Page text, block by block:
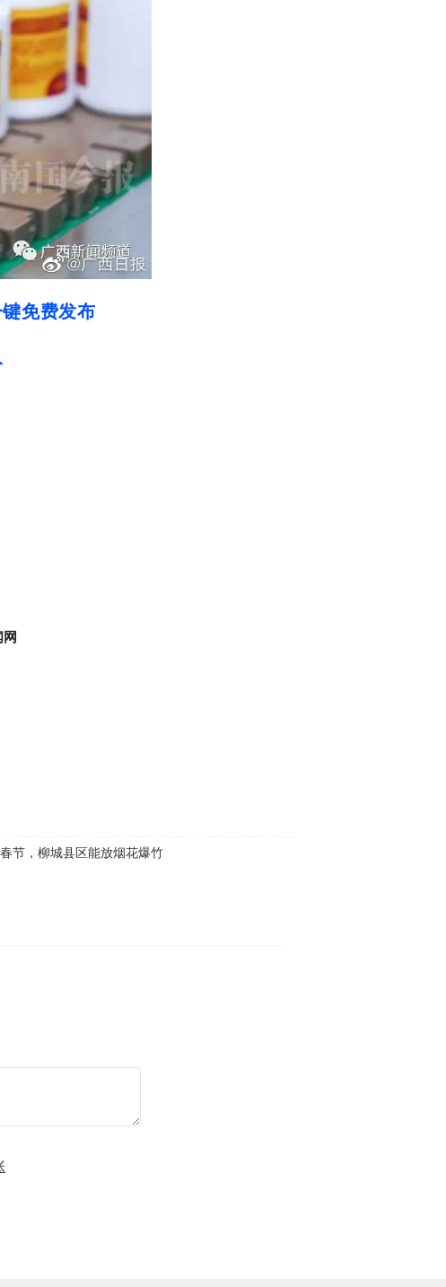
免费发布
节，柳城县区能放烟花爆竹